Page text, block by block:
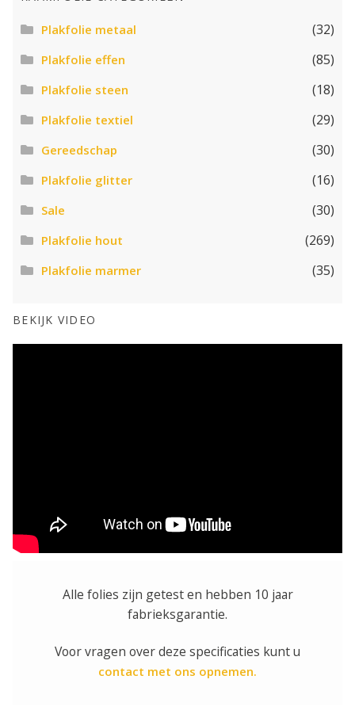
Plakfolie metaal (32)
Plakfolie effen (85)
Plakfolie steen (18)
Plakfolie textiel (29)
Gereedschap (30)
Plakfolie glitter (16)
Sale (30)
Plakfolie hout (269)
Plakfolie marmer (35)
BEKIJK VIDEO
Alle folies zijn getest en hebben 10 jaar
fabrieksgarantie.
Voor vragen over deze specificaties kunt u
contact met ons opnemen.